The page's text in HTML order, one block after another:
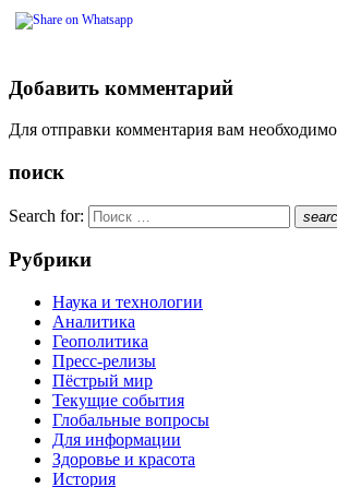
Добавить комментарий
Для отправки комментария вам необходимо
поиск
Search for:
Рубрики
Наука и технологии
Аналитика
Геополитика
Пресс-релизы
Пёстрый мир
Текущие события
Глобальные вопросы
Для информации
Здоровье и красота
История